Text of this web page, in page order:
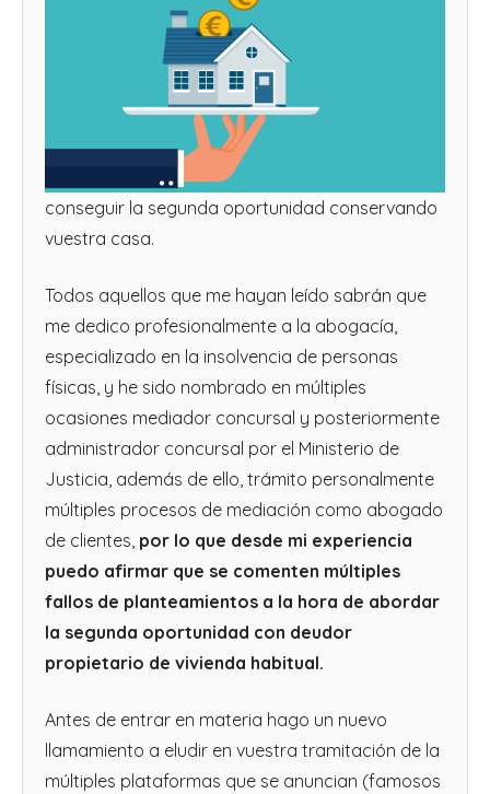
conseguir la segunda oportunidad conservando
vuestra casa.
Todos aquellos que me hayan leído sabrán que
me dedico profesionalmente a la abogacía,
especializado en la insolvencia de personas
físicas, y he sido nombrado en múltiples
ocasiones mediador concursal y posteriormente
administrador concursal por el Ministerio de
Justicia, además de ello, trámito personalmente
múltiples procesos de mediación como abogado
de clientes, por lo que desde mi experiencia
puedo afirmar que se comenten múltiples
fallos de planteamientos a la hora de abordar
la segunda oportunidad con deudor
propietario de vivienda habitual.
Antes de entrar en materia hago un nuevo
llamamiento a eludir en vuestra tramitación de la
múltiples plataformas que se anuncian (famosos